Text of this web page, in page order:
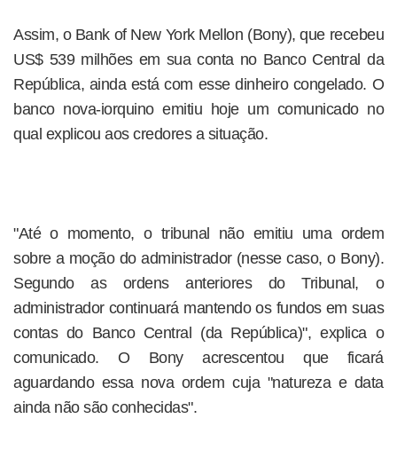
Assim, o Bank of New York Mellon (Bony), que recebeu
US$ 539 milhões em sua conta no Banco Central da
República, ainda está com esse dinheiro congelado. O
banco nova-iorquino emitiu hoje um comunicado no
qual explicou aos credores a situação.
"Até o momento, o tribunal não emitiu uma ordem
sobre a moção do administrador (nesse caso, o Bony).
Segundo as ordens anteriores do Tribunal, o
administrador continuará mantendo os fundos em suas
contas do Banco Central (da República)", explica o
comunicado. O Bony acrescentou que ficará
aguardando essa nova ordem cuja "natureza e data
ainda não são conhecidas".